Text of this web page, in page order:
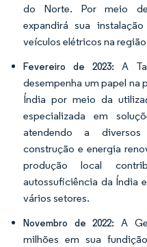
do Norte. Por meio
expandirá sua
veículos elétricos na
Fevereiro de 2023: A
desempenha um papel na
Índia por meio da
especializada em
atendendo a
construção e energia
produção local
autossuficiência da Índia
vários setores.
Novembro de 2022: A
milhões em sua